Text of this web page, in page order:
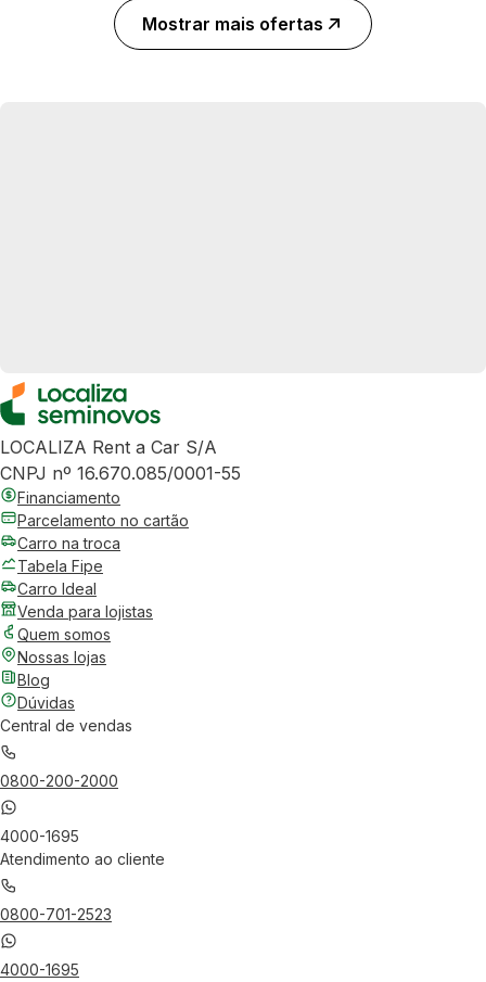
Mostrar mais ofertas
LOCALIZA Rent a Car S/A
CNPJ nº 16.670.085/0001-55
Financiamento
Parcelamento no cartão
Carro na troca
Tabela Fipe
Carro Ideal
Venda para lojistas
Quem somos
Nossas lojas
Blog
Dúvidas
Central de vendas
0800-200-2000
4000-1695
Atendimento ao cliente
0800-701-2523
4000-1695